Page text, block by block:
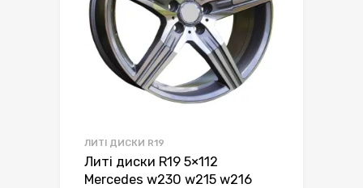
ЛИТІ ДИСКИ R19
Литі диски R19 5×112
Mercedes w230 w215 w216